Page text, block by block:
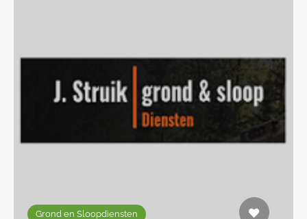
Grond en Sloopdiensten